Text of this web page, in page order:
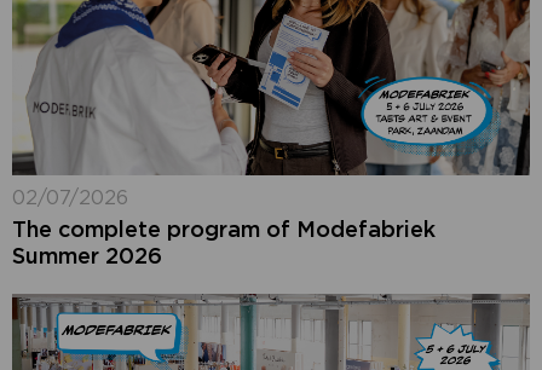
02/07/2026
The complete program of Modefabriek
Summer 2026